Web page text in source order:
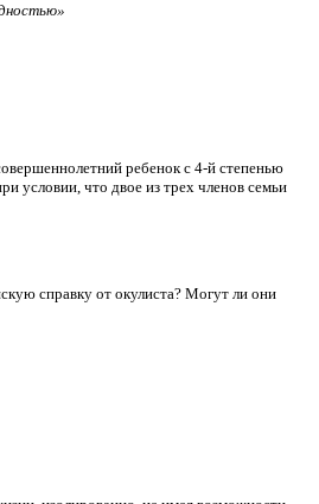
ребенок с 4-й степенью
условии, что двое из трех членов семьи
справку от окулиста? Могут ли они